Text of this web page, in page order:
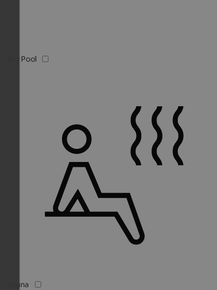
Sky Pool
Sauna